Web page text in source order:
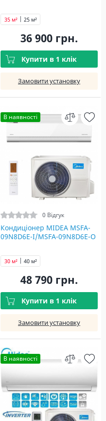
25 м²
35 м²
36 900 грн.
Купити в 1 клік
Замовити установку
В наявності
0 Відгук
Кондиціонер MIDEA MSFA-
09N8D6E-I/MSFA-09N8D6E-O
30 м² 40 м²
48 790 грн.
Купити в 1 клік
Замовити установку
В наявності